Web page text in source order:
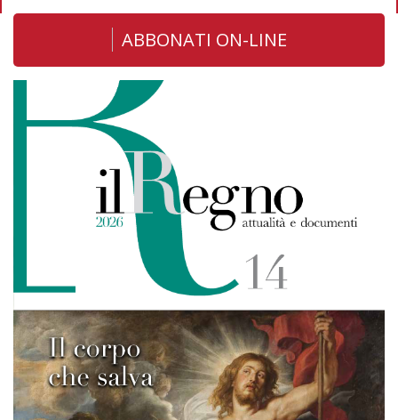
ABBONATI ON-LINE